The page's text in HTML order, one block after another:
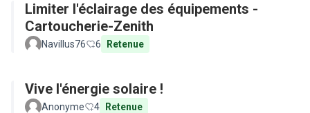
Limiter l'éclairage des équipements -
Cartoucherie-Zenith
Navillus76 6 Retenue
Vive l'énergie solaire !
Anonyme 4 Retenue